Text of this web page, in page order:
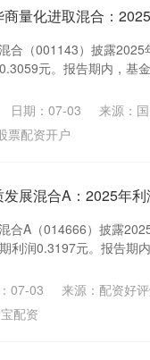
量化进取混合：
合（001143）披露
元。报告期内，基
日期：07-03
来源：
票配资开户
展混合A：2025年
合A（014666）披露
利润0.3197元。报告期
07-03
来源：配资好
配资